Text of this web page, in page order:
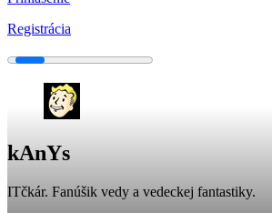
Registrácia
kAnYs
ITčkár. Fanúšik vedy a vedeckej fantastiky.